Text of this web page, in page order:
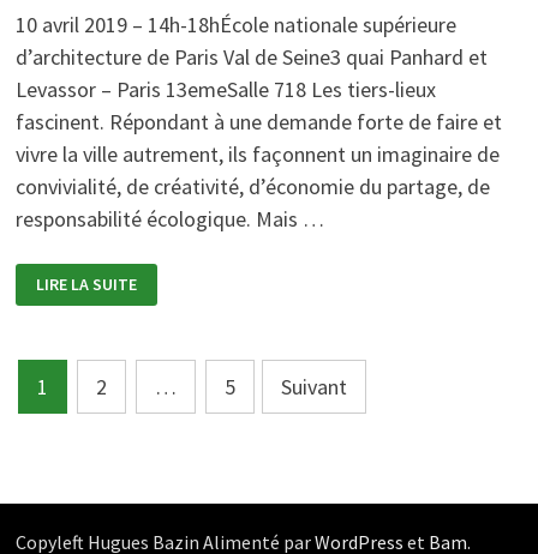
L’ÉCONOMIE,
AU
SAVOIR
ET
LA
GOUVERNANCE
10 avril 2019 – 14h-18hÉcole nationale supérieure
d’architecture de Paris Val de Seine3 quai Panhard et
Levassor – Paris 13emeSalle 718 Les tiers-lieux
fascinent. Répondant à une demande forte de faire et
vivre la ville autrement, ils façonnent un imaginaire de
convivialité, de créativité, d’économie du partage, de
responsabilité écologique. Mais …
LIEUX
:
ALTERNATIVE
BUSINESS
LIRE LA SUITE
Pagination
des
1 2 … 5 Suivant
Copyleft Hugues Bazin Alimenté parWordPress et Bam.